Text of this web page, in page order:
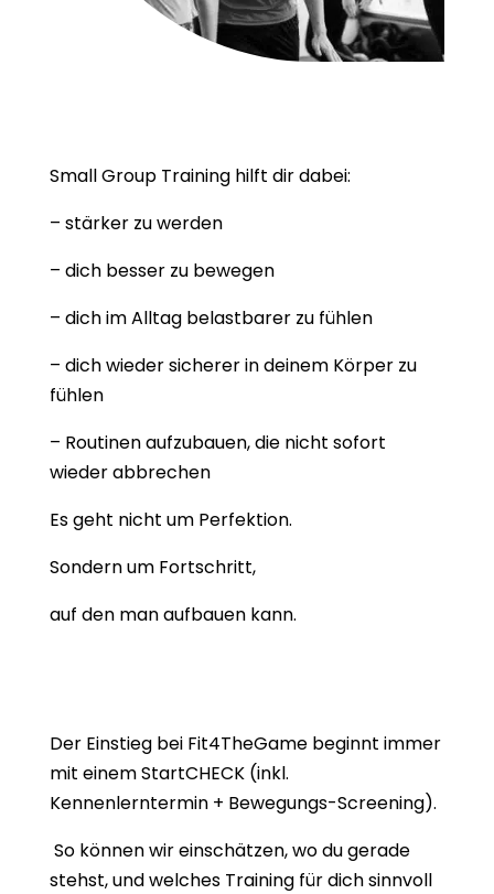
Small Group Training hilft dir dabei:
– stärker zu werden
– dich besser zu bewegen
– dich im Alltag belastbarer zu fühlen
– dich wieder sicherer in deinem Körper zu
fühlen
– Routinen aufzubauen, die nicht sofort
wieder abbrechen
Es geht nicht um Perfektion.
Sondern um Fortschritt,
auf den man aufbauen kann.
Der Einstieg bei Fit4TheGame beginnt immer
mit einem StartCHECK (inkl.
Kennenlerntermin + Bewegungs-Screening).
So können wir einschätzen, wo du gerade
stehst,und welches Training für dich sinnvoll